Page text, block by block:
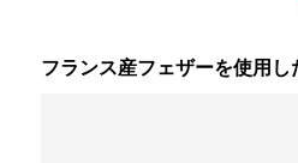
フランス産フェザーを使用し